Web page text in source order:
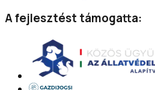
A fejlesztést támogatta: